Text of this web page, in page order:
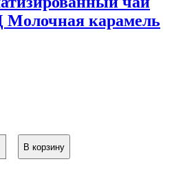
карамель
В корзину